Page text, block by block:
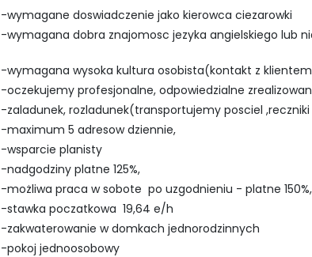
-wymagane doswiadczenie jako kierowca ciezarowki
-wymagana dobra znajomosc jezyka angielskiego lub
-wymagana wysoka kultura osobista(kontakt z
-oczekujemy profesjonalne, odpowiedzialne
-zaladunek, rozladunek(transportujemy posciel
-maximum 5 adresow dziennie,
-wsparcie planisty
-nadgodziny platne 125%,
-możliwa praca w sobote po uzgodnieniu - platne 150%,
-stawka poczatkowa 19,64 e/h
-zakwaterowanie w domkach jednorodzinnych
-pokoj jednoosobowy